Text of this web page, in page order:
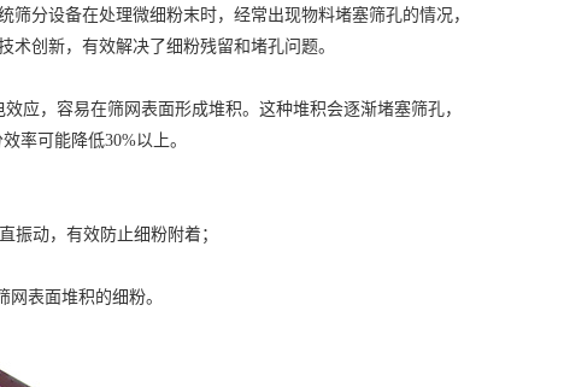
分设备在处理微细粉末时，经常出现物料堵塞筛孔的情况，
创新，有效解决了细粉残留和堵孔问题。
，容易在筛网表面形成堆积。这种堆积会逐渐堵塞筛孔，
率可能降低30%以上。
振动，有效防止细粉附着；
表面堆积的细粉。